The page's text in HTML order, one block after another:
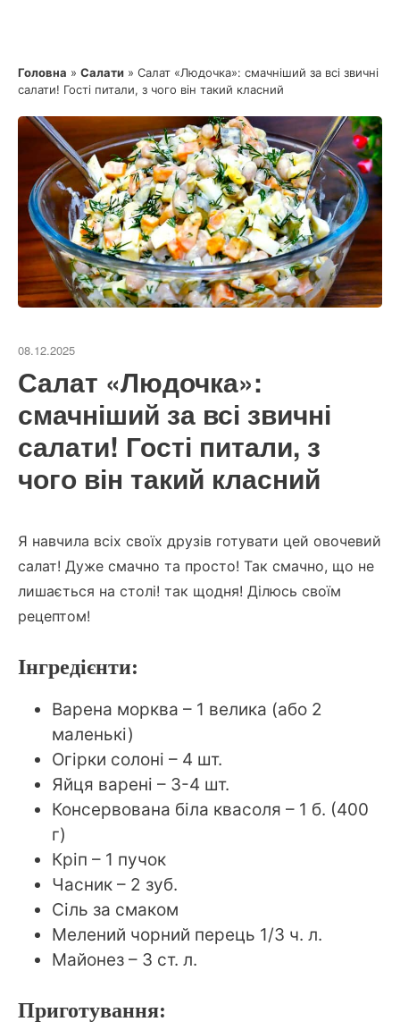
Головна » Салати » Салат «Людочка»: смачніший за всі звичні
салати! Гості питали, з чого він такий класний
08.12.2025
Салат «Людочка»:
смачніший за всі звичні
салати! Гості питали, з
чого він такий класний
Я навчила всіх своїх друзів готувати цей овочевий
салат! Дуже смачно та просто! Так смачно, що не
лишається на столі! так щодня! Ділюсь своїм
рецептом!
Інгредієнти:
Варена морква – 1 велика (або 2
маленькі)
Огірки солоні – 4 шт.
Яйця варені – 3-4 шт.
Консервована біла квасоля – 1 б. (400
г)
Кріп – 1 пучок
Часник – 2 зуб.
Сіль за смаком
Мелений чорний перець 1/3 ч. л.
Майонез – 3 ст. л.
Приготування: